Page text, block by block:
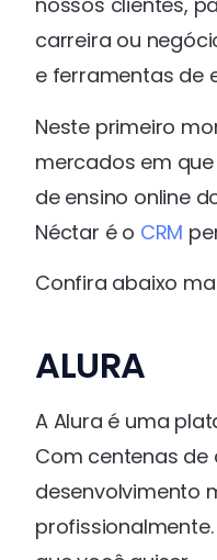
carreira ou
e ferramentas de
Neste primeiro
mercados em
de ensino online
Néctar é o CRM
Confira abaixo
ALURA
A Alura é uma
Com centenas
desenvolvimento